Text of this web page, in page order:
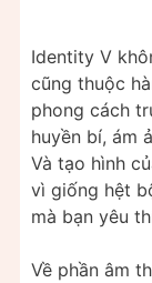
Identity V
cũng thuộc
phong cách
huyền bí, ám
Và tạo hình
vì giống hệt
mà bạn yêu
Về phần âm